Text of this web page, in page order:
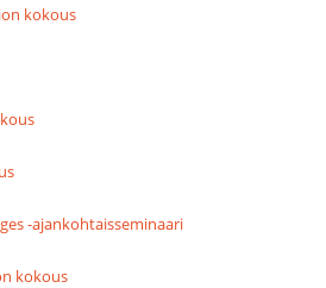
kokous
-ajankohtaisseminaari
kokous